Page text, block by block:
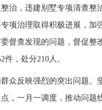
治，违建别墅专项清查整
项治理取得积极进展，加
督查发现的问题，督促整
，处分210人。
众反映强烈的突出问题。
，一月一调度，推动问题